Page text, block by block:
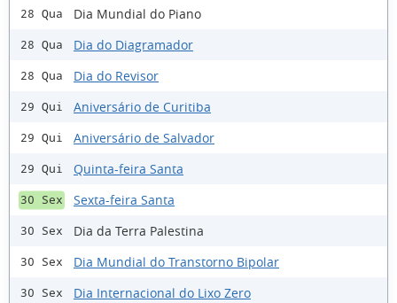
28 Qua Dia Mundial do Piano
28 Qua Dia do Diagramador
28 Qua Dia do Revisor
29 Qui Aniversário de Curitiba
29 Qui Aniversário de Salvador
29 Qui Quinta-feira Santa
30 Sex Sexta-feira Santa
30 Sex Dia da Terra Palestina
30 Sex Dia Mundial do Transtorno Bipolar
30 Sex Dia Internacional do Lixo Zero